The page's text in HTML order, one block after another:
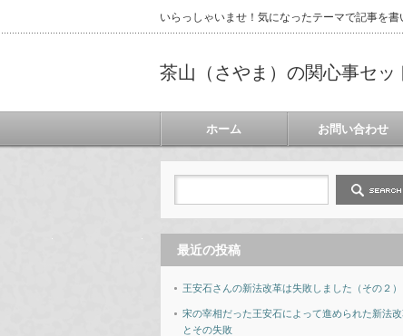
いらっしゃいませ！気になったテーマで記事を書
茶山（さやま）の関心事セッ
ホーム お問い合わせ
最近の投稿
王安石さんの新法改革は失敗しました（その２）
宋の宰相だった王安石によって進められた新法
とその失敗